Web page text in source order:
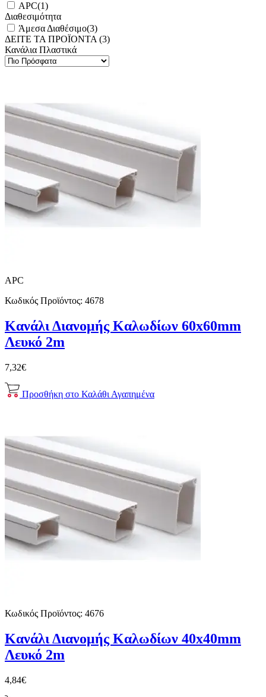
APC(1)
Διαθεσιμότητα
Άμεσα Διαθέσιμο(3)
ΔΕΙΤΕ ΤΑ ΠΡΟΪΟΝΤΑ (3)
Κανάλια Πλαστικά
APC
Κωδικός Προϊόντος: 4678
Κανάλι Διανομής Καλωδίων 60x60mm
Λευκό 2m
7,32€
Προσθήκη στο Καλάθι Αγαπημένα
Κωδικός Προϊόντος: 4676
Κανάλι Διανομής Καλωδίων 40x40mm
Λευκό 2m
4,84€